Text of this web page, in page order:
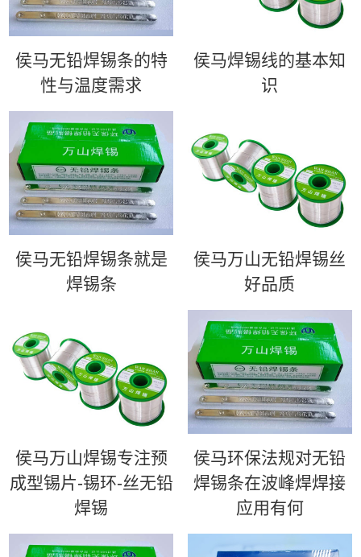
侯马无铅焊锡条的特
性与温度需求
侯马​焊锡线的基本知
识
侯马无铅焊锡条就是
焊锡条
侯马万山无铅焊锡丝
好品质
侯马万山焊锡专注预
成型锡片-锡环-丝无铅
焊锡
侯马环保法规对无铅
焊锡条在波峰焊焊接
应用有何